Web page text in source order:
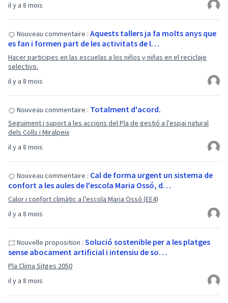
il y a 8 mois
il y a 8 mois
Nouveau commentaire : Aquests tallers ja fa molts anys que
es fan i formen part de les activitats de l…
Hacer participes en las escuelas a los niños y niñas en el reciclaje
selectivo.
il y a 8 mois
Nouveau commentaire : Totalment d'acord.
Seguiment i suport a les accions del Pla de gestió a l'espai natural
dels Colls i Miralpeix
il y a 8 mois
Nouveau commentaire : Cal de forma urgent un sistema de
confort a les aules de l'escola Maria Ossó, d…
Calor i confort climàtic a l’escola Maria Ossó (EE4)
il y a 8 mois
Nouvelle proposition : Solució sostenible per a les platges
sense abocament artificial i intensiu de so…
Pla Clima Sitges 2050